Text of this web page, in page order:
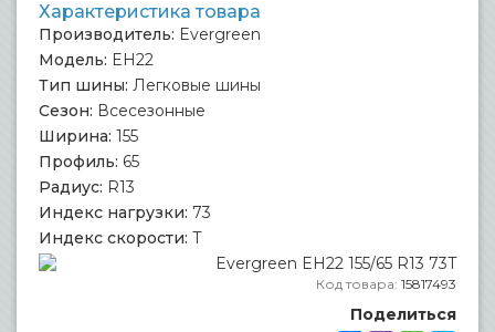
Характеристика товара
Производитель: Evergreen
Модель: EH22
Тип шины: Легковые шины
Сезон: Всесезонные
Ширина: 155
Профиль: 65
Радиус: R13
Индекс нагрузки: 73
Индекс скорости: T
Код товара: 15817493
Поделиться